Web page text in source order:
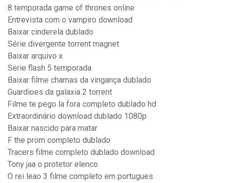
8 temporada game of thrones online
Entrevista com o vampiro download
Baixar cinderela dublado
Série divergente torrent magnet
Baixar arquivo x
Serie flash 5 temporada
Baixar filme chamas da vingança dublado
Guardioes da galaxia 2 torrent
Filme te pego la fora completo dublado hd
Extraordinário download dublado 1080p
Baixar nascido para matar
F the prom completo dublado
Tracers filme completo dublado download
Tony jaa o protetor elenco
O rei leao 3 filme completo em portugues